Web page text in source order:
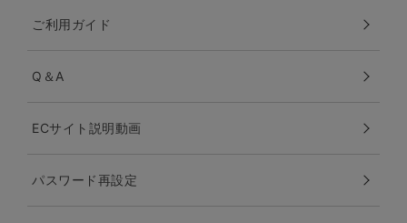
ご利用ガイド
Q＆A
ECサイト説明動画
パスワード再設定